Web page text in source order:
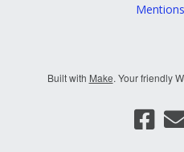
Built with Make. Your friendly